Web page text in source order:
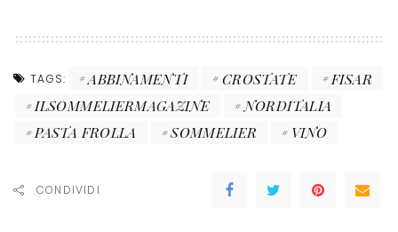
TAGS: ABBINAMENTI CROSTATE
FISAR
ILSOMMELIERMAGAZINE
NORDITALIA
PASTA FROLLA
SOMMELIER VINO
CONDIVIDI